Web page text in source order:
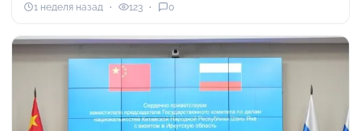
1 неделя назад 123 0